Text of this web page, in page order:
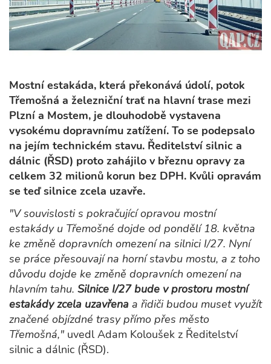
Mostní estakáda, která překonává údolí, potok
Třemošná a železniční trať na hlavní trase mezi
Plzní a Mostem, je dlouhodobě vystavena
vysokému dopravnímu zatížení. To se podepsalo
na jejím technickém stavu. Ředitelství silnic a
dálnic (ŘSD) proto zahájilo v březnu opravy za
celkem 32 milionů korun bez DPH. Kvůli opravám
se teď silnice zcela uzavře.
"V souvislosti s pokračující opravou mostní
estakády u Třemošné dojde od pondělí 18. května
ke změně dopravních omezení na silnici I/27. Nyní
se práce přesouvají na horní stavbu mostu, a z toho
důvodu dojde ke změně dopravních omezení na
hlavním tahu. Silnice I/27 bude v prostoru mostní
estakády zcela uzavřena a řidiči budou muset využít
značené objízdné trasy přímo přes město
Třemošná," uvedl Adam Koloušek z Ředitelství
silnic a dálnic (ŘSD).